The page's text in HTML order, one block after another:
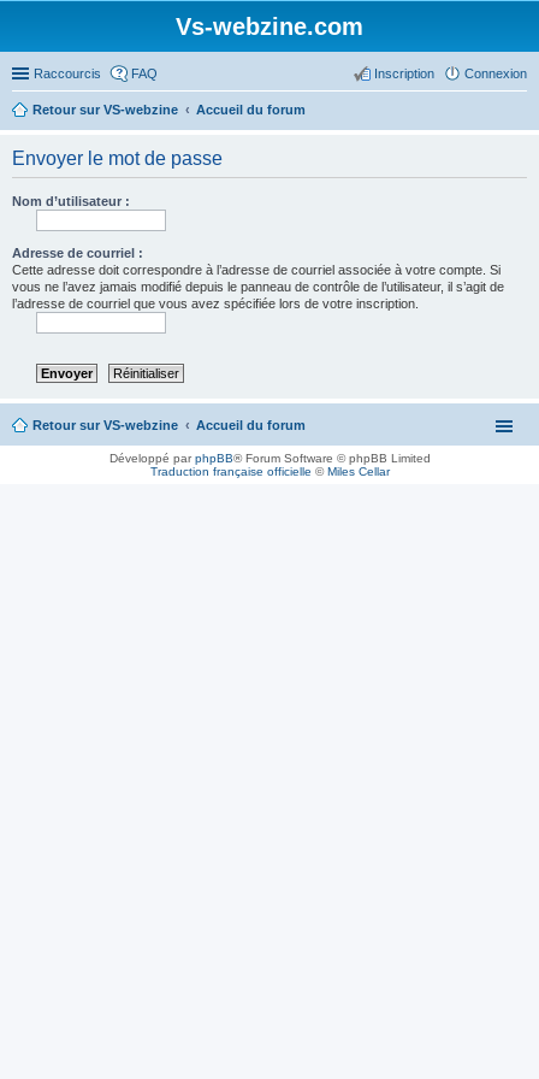
Vs-webzine.com
Raccourcis FAQ Connexion
Inscription
Retour sur VS-webzine Accueil du forum
Envoyer le mot de passe
Nom d’utilisateur :
Adresse de courriel :
Cette adresse doit correspondre à l’adresse de courriel associée à votre compte. Si
vous ne l’avez jamais modifié depuis le panneau de contrôle de l’utilisateur, il s’agit de
l’adresse de courriel que vous avez spécifiée lors de votre inscription.
Retour sur VS-webzine Accueil du forum
Développé parphpBB® Forum Software © phpBB Limited
Traduction française officielle ©Miles Cellar